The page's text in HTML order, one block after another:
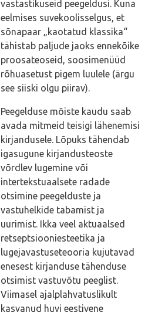
vastastikuseid peegeldusi. Kuna
eelmises suvekoolisselgus, et
sõnapaar „kaotatud klassika“
tähistab paljude jaoks ennekõike
proosateoseid, soosimenüüd
rõhuasetust pigem luulele (ärgu
see siiski olgu piirav).
Peegelduse mõiste kaudu saab
avada mitmeid teisigi lähenemisi
kirjandusele. Lõpuks tähendab
igasugune kirjandusteoste
võrdlev lugemine või
intertekstuaalsete radade
otsimine peegelduste ja
vastuhelkide tabamist ja
uurimist. Ikka veel aktuaalsed
retseptsiooniesteetika ja
lugejavastuseteooria kujutavad
enesest kirjanduse tähenduse
otsimist vastuvõtu peeglist.
Viimasel ajalplahvatuslikult
kasvanud huvi eestivene